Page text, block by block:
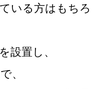
いる方はもちろ
設置し、
、